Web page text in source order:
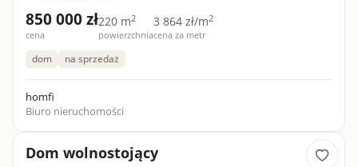
850 000 zł
cena
220 m2
powierzchnia
3 864 zł/m2
cena za metr
dom na sprzedaż
homfi
Biuro nieruchomości
Dom wolnostojący